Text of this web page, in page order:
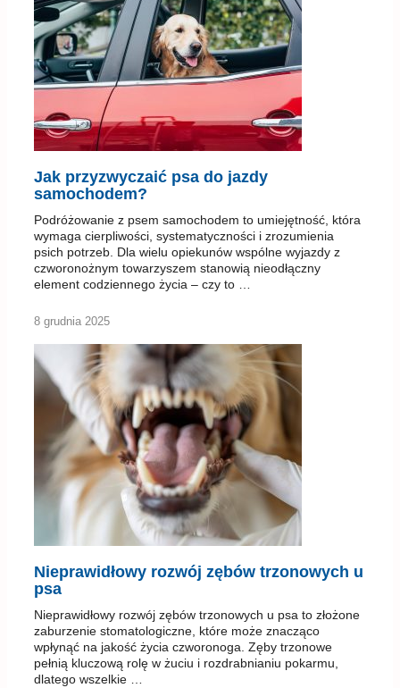
Jak przyzwyczaić psa do jazdy
samochodem?
Podróżowanie z psem samochodem to umiejętność, która
wymaga cierpliwości, systematyczności i zrozumienia
psich potrzeb. Dla wielu opiekunów wspólne wyjazdy z
czworonożnym towarzyszem stanowią nieodłączny
element codziennego życia – czy to …
8 grudnia 2025
Nieprawidłowy rozwój zębów trzonowych u
psa
Nieprawidłowy rozwój zębów trzonowych u psa to złożone
zaburzenie stomatologiczne, które może znacząco
wpłynąć na jakość życia czworonoga. Zęby trzonowe
pełnią kluczową rolę w żuciu i rozdrabnianiu pokarmu,
dlatego wszelkie …